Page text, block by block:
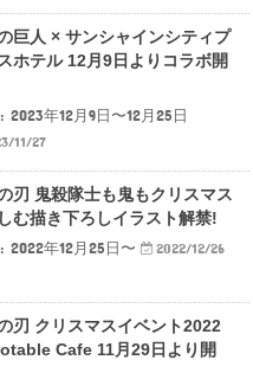
巨人 × サンシャインシティプ
ホテル 12月9日よりコラボ開
2023年12月9日〜12月25日
11/27
刃 鬼殺隊士も鬼もクリスマス
む描き下ろしイラスト解禁!
2022年12月25日〜
2022/12/26
刃 クリスマスイベント2022
Cafe 11月29日より開